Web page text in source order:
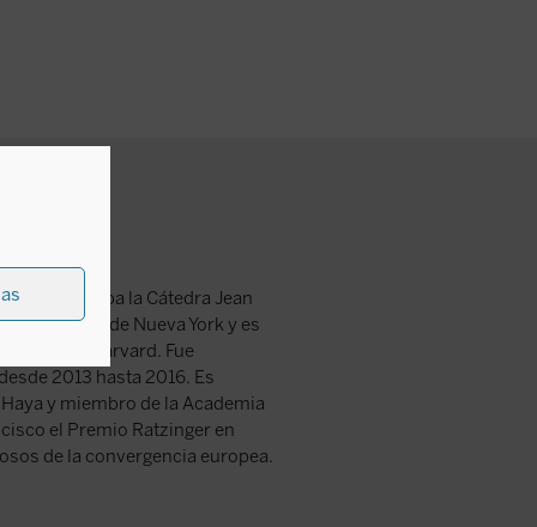
ocupa la Cátedra Jean
de Nueva York y es
de Harvard. Fue
2013 hasta 2016. Es
y miembro de la Academia
el Premio Ratzinger en
de la convergencia europea.